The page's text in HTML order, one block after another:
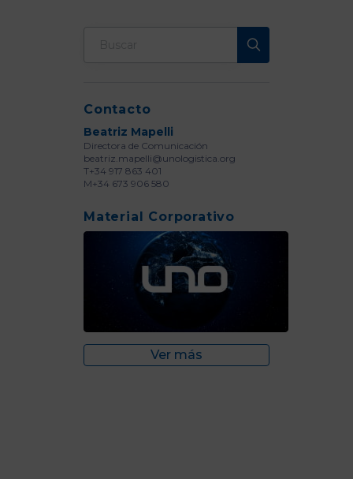
Contacto
Beatriz Mapelli
Directora de Comunicación
beatriz.mapelli@unologistica.org
T+34 917 863 401
M+34 673 906 580
Material Corporativo
Ver más